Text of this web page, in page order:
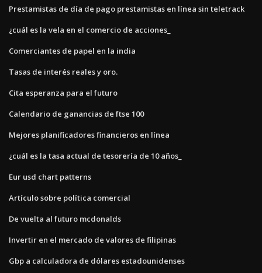
Prestamistas de día de pago prestamistas en línea sin teletrack
¿cuál es la vela en el comercio de acciones_
Comerciantes de papel en la india
Tasas de interés reales y oro.
Cita esperanza para el futuro
Calendario de ganancias de ftse 100
Mejores planificadores financieros en línea
¿cuál es la tasa actual de tesorería de 10 años_
Eur usd chart patterns
Artículo sobre política comercial
De vuelta al futuro mcdonalds
Invertir en el mercado de valores de filipinas
Gbp a calculadora de dólares estadounidenses